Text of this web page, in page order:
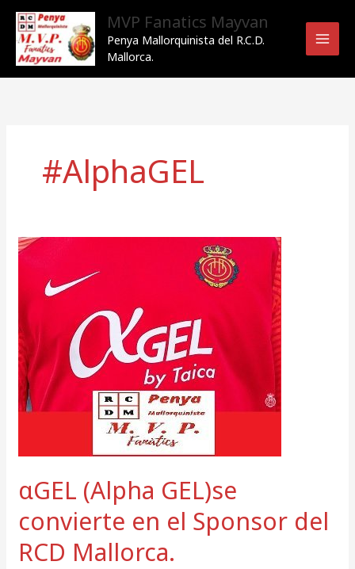
contenido
MVP Fanatics Mayvan
Penya Mallorquinista del R.C.D.
Mallorca.
#AlphaGEL
αGEL (Alpha GEL)se
convierte en el Sponsor del
RCD Mallorca.
αGEL
GEL)se
en
el
Sponsor
del
RCD